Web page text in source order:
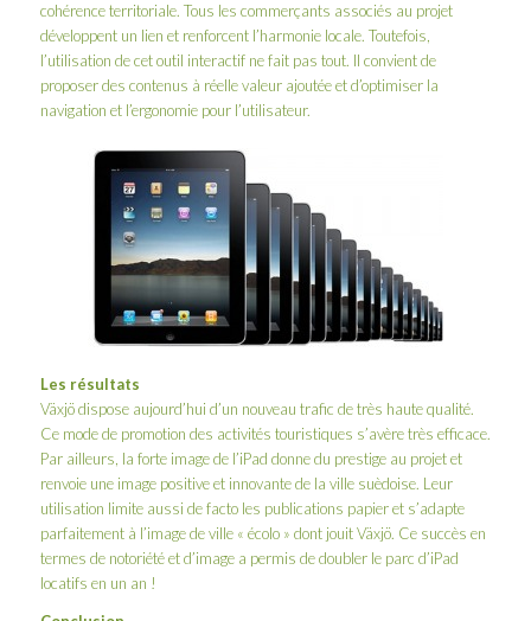
cohérence territoriale. Tous les commerçants associés au projet
développent un lien et renforcent l’harmonie locale. Toutefois,
l’utilisation de cet outil interactif ne fait pas tout. Il convient de
proposer des contenus à réelle valeur ajoutée et d’optimiser la
navigation et l’ergonomie pour l’utilisateur.
Les résultats
Växjö dispose aujourd’hui d’un nouveau trafic de très haute qualité.
Ce mode de promotion des activités touristiques s’avère très efficace.
Par ailleurs, la forte image de l’iPad donne du prestige au projet et
renvoie une image positive et innovante de la ville suèdoise. Leur
utilisation limite aussi de facto les publications papier et s’adapte
parfaitement à l’image de ville « écolo » dont jouit Växjö. Ce succès en
termes de notoriété et d’image a permis de doubler le parc d’iPad
locatifs en un an !